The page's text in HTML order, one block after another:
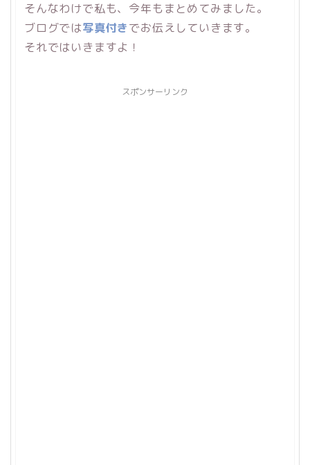
そんなわけで私も、今年もまとめてみました。
ブログでは写真付きでお伝えしていきます。
それではいきますよ！
スポンサーリンク